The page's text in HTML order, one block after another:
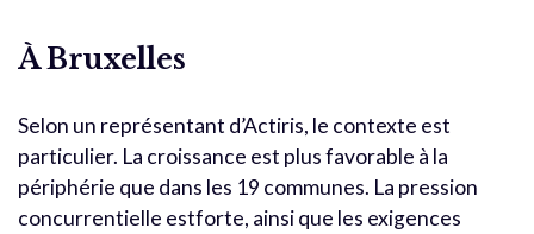
À Bruxelles
Selon un représentant d’Actiris, le contexte est
particulier. La croissance est plus favorable à la
périphérie que dans les 19 communes. La pression
concurrentielle estforte, ainsi que les exigences